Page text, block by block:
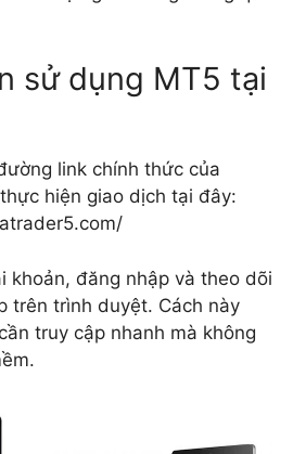
sử dụng MT5 tại
link chính thức của
hiện giao dịch tại đây:
khoản, đăng nhập và theo dõi
trên trình duyệt. Cách này
truy cập nhanh mà không